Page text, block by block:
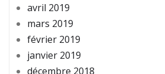
avril 2019
mars 2019
février 2019
janvier 2019
décembre 2018